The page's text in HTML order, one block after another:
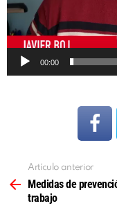
c
t
o
00:00
más
Artículo anterior
Medidas de
trabajo